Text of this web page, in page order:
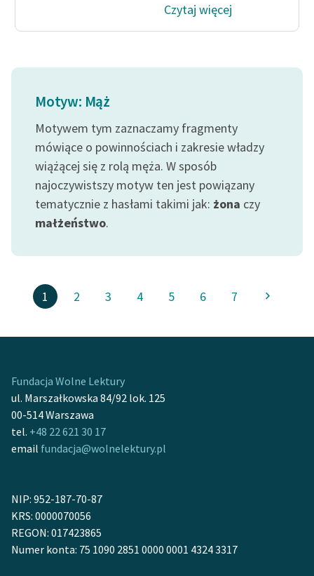
Czytaj więcej
Motyw: Mąż
Motywem tym zaznaczamy fragmenty
mówiące o powinnościach i zakresie władzy
wiążącej się z rolą męża. W sposób
najoczywistszy motyw ten jest powiązany
tematycznie z hasłami takimi jak: żona czy
małżeństwo.
1 2 3 4 5 6 7
Fundacja Wolne Lektury
ul. Marszałkowska 84/92 lok. 125
00-514 Warszawa
tel. +48 22 621 30 17
email fundacja@wolnelektury.pl
NIP: 952-187-70-87
KRS: 0000070056
REGON: 017423865
Numer konta: 75 1090 2851 0000 0001 4324 3317